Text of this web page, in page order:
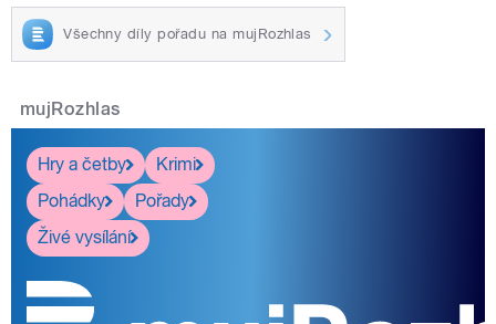
Všechny díly pořadu na mujRozhlas
mujRozhlas
Hry a četby
Krimi
Pohádky
Pořady
Živé vysílání